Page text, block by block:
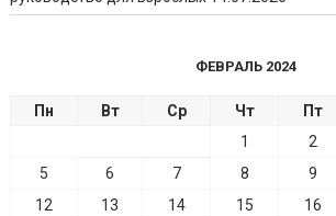
ФЕВРАЛЬ 2024
Пн Вт Ср Чт Пт
1
2
5
6 7 8 9
12
13 14 15 16